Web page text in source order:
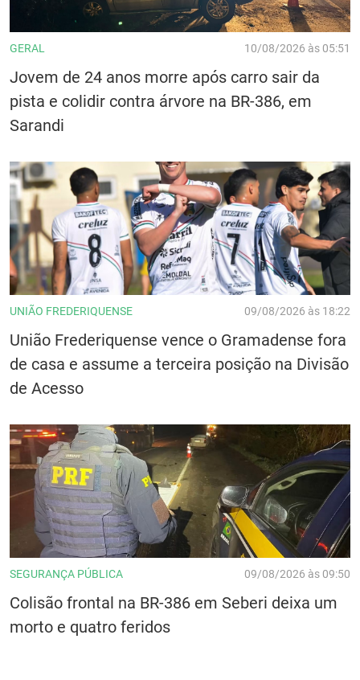
GERAL 10/08/2026 às 05:51
Jovem de 24 anos morre após carro sair da
pista e colidir contra árvore na BR-386, em
Sarandi
UNIÃO FREDERIQUENSE 09/08/2026 às 18:22
União Frederiquense vence o Gramadense fora
de casa e assume a terceira posição na Divisão
de Acesso
SEGURANÇA PÚBLICA 09/08/2026 às 09:50
Colisão frontal na BR-386 em Seberi deixa um
morto e quatro feridos